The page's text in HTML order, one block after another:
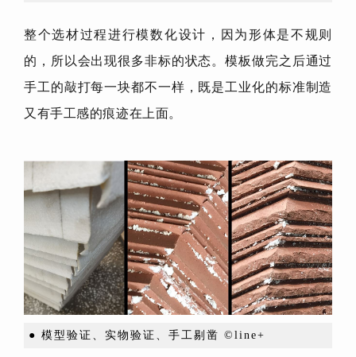
整个选材过程进行模数化设计，因为形体是不规则
的，所以会出现很多非标的状态。模板做完之后通过
手工的敲打每一块都不一样，既是工业化的标准制造
又有手工感的痕迹在上面。
● 模型验证、实物验证、手工剔凿 ©line+